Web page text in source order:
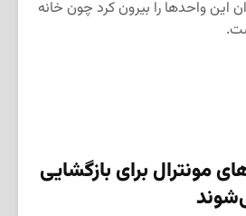
این واحدها را بیرون کرد چون خانه
مونترال برای بازگشایی